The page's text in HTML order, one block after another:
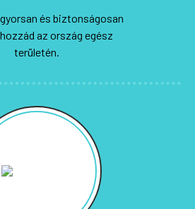
és biztonságosan
az ország egész
területén.